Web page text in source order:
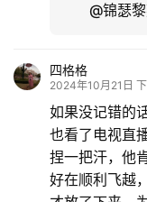
@锦瑟
四格格
2024年10月21日
如果没记错的
也看了电视直
捏一把汗，他
好在顺利飞越